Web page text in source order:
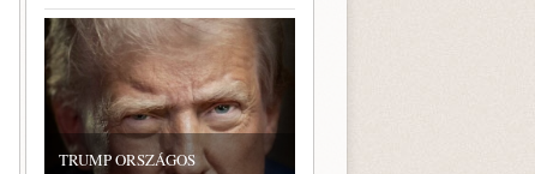
TRUMP ORSZÁGOS